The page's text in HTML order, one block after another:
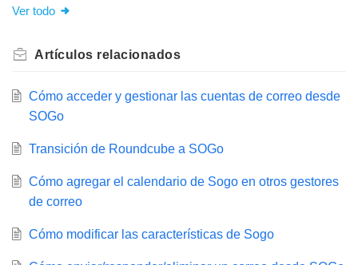
Ver todo
Artículos relacionados
Cómo acceder y gestionar las cuentas de correo desde
SOGo
Transición de Roundcube a SOGo
Cómo agregar el calendario de Sogo en otros gestores
de correo
Cómo modificar las características de Sogo